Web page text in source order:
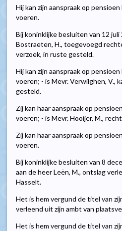
Hij kan zijn aanspraak op
voeren.
Bij koninklijke besluiten van 12
Bostraeten, H., toegevoegd
verzoek, in ruste gesteld.
Hij kan zijn aanspraak op
voeren; - is Mevr. Verwilghen, V.,
gesteld.
Zij kan haar aanspraak op
voeren; - is Mevr. Hooijer, M.,
Zij kan haar aanspraak op
voeren.
Bij koninklijke besluiten van 8
aan de heer Leën, M., ontslag
Hasselt.
Het is hem vergund de titel van
verleend uit zijn ambt van
Het is hem vergund de titel van